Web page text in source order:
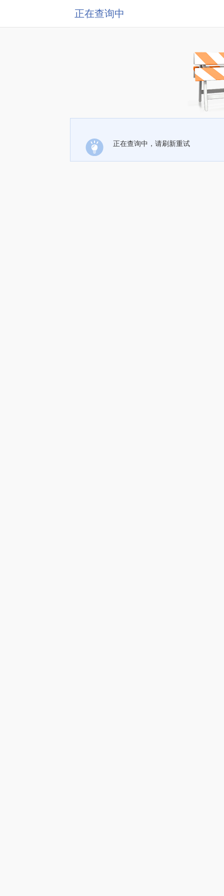
正在查询中
正在查询中，请刷新重试